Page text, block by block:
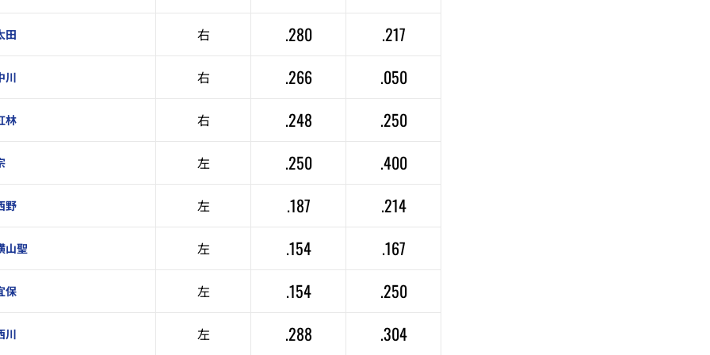
田 右 .280 .217
川 右 .266 .050
林 右 .248 .250
左 .250 .400
野 左 .187 .214
山聖 左 .154 .167
保 左 .154 .250
川 左 .288 .304